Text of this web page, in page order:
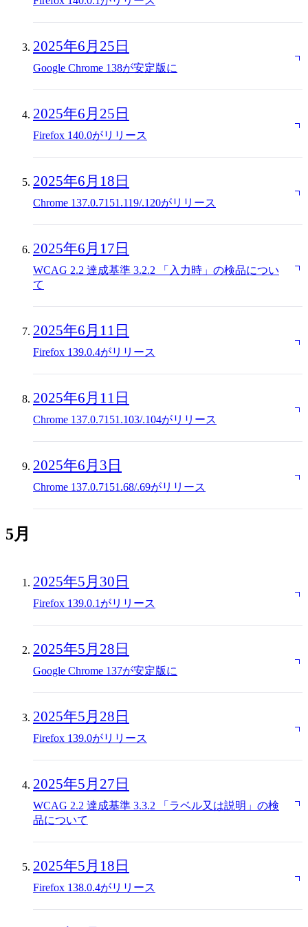
2025年6月25日
Google Chrome 138が安定版に
2025年6月25日
Firefox 140.0がリリース
2025年6月18日
Chrome 137.0.7151.119/.120がリリース
2025年6月17日
WCAG 2.2 達成基準 3.2.2 「入力時」の検品につい
て
2025年6月11日
Firefox 139.0.4がリリース
2025年6月11日
Chrome 137.0.7151.103/.104がリリース
2025年6月3日
Chrome 137.0.7151.68/.69がリリース
5月
2025年5月30日
Firefox 139.0.1がリリース
2025年5月28日
Google Chrome 137が安定版に
2025年5月28日
Firefox 139.0がリリース
2025年5月27日
WCAG 2.2 達成基準 3.3.2 「ラベル又は説明」の検
品について
2025年5月18日
Firefox 138.0.4がリリース